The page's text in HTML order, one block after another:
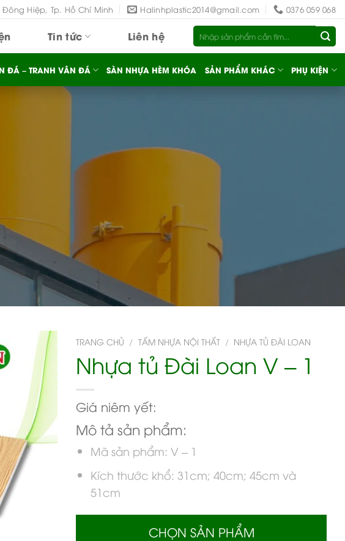
Đông Hiệp, Tp. Hồ Chí Minh Halinhplastic2014@gmail.com 0376 059 068
Tin tức Liên hệ
Tìm
kiếm:
ĐÁ – TRANH VÂN ĐÁ SÀN NHỰA HÈM KHÓA SẢN PHẨM KHÁC PHỤ KIỆN
TRANG CHỦ / TẤM NHỰA NỘI THẤT / NHỰA TỦ ĐÀI LOAN
Nhựa tủ Đài Loan V – 1
Giá niêm yết:
Mô tả sản phẩm:
Mã sản phẩm: V – 1
Kích thước khổ: 31cm; 40cm; 45cm và
51cm
CHỌN SẢN PHẨM